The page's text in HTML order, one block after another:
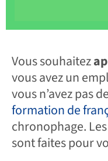
Vous souhaitez
vous avez un
vous n’avez pas
formation de
chronophage.
sont faites pour